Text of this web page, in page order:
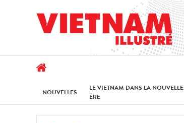
NOUVELLES
LE VIETNAM DANS LA NOUVELLE
ÈRE